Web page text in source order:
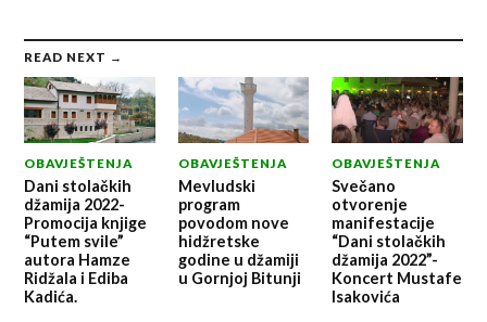
READ NEXT →
OBAVJEŠTENJA
Dani stolačkih
džamija 2022-
Promocija knjige
“Putem svile”
autora Hamze
Ridžala i Ediba
Kadića.
OBAVJEŠTENJA
Mevludski
program
povodom nove
hidžretske
godine u džamiji
u Gornjoj Bitunji
OBAVJEŠTENJA
Svečano
otvorenje
manifestacije
“Dani stolačkih
džamija 2022”-
Koncert Mustafe
Isakovića